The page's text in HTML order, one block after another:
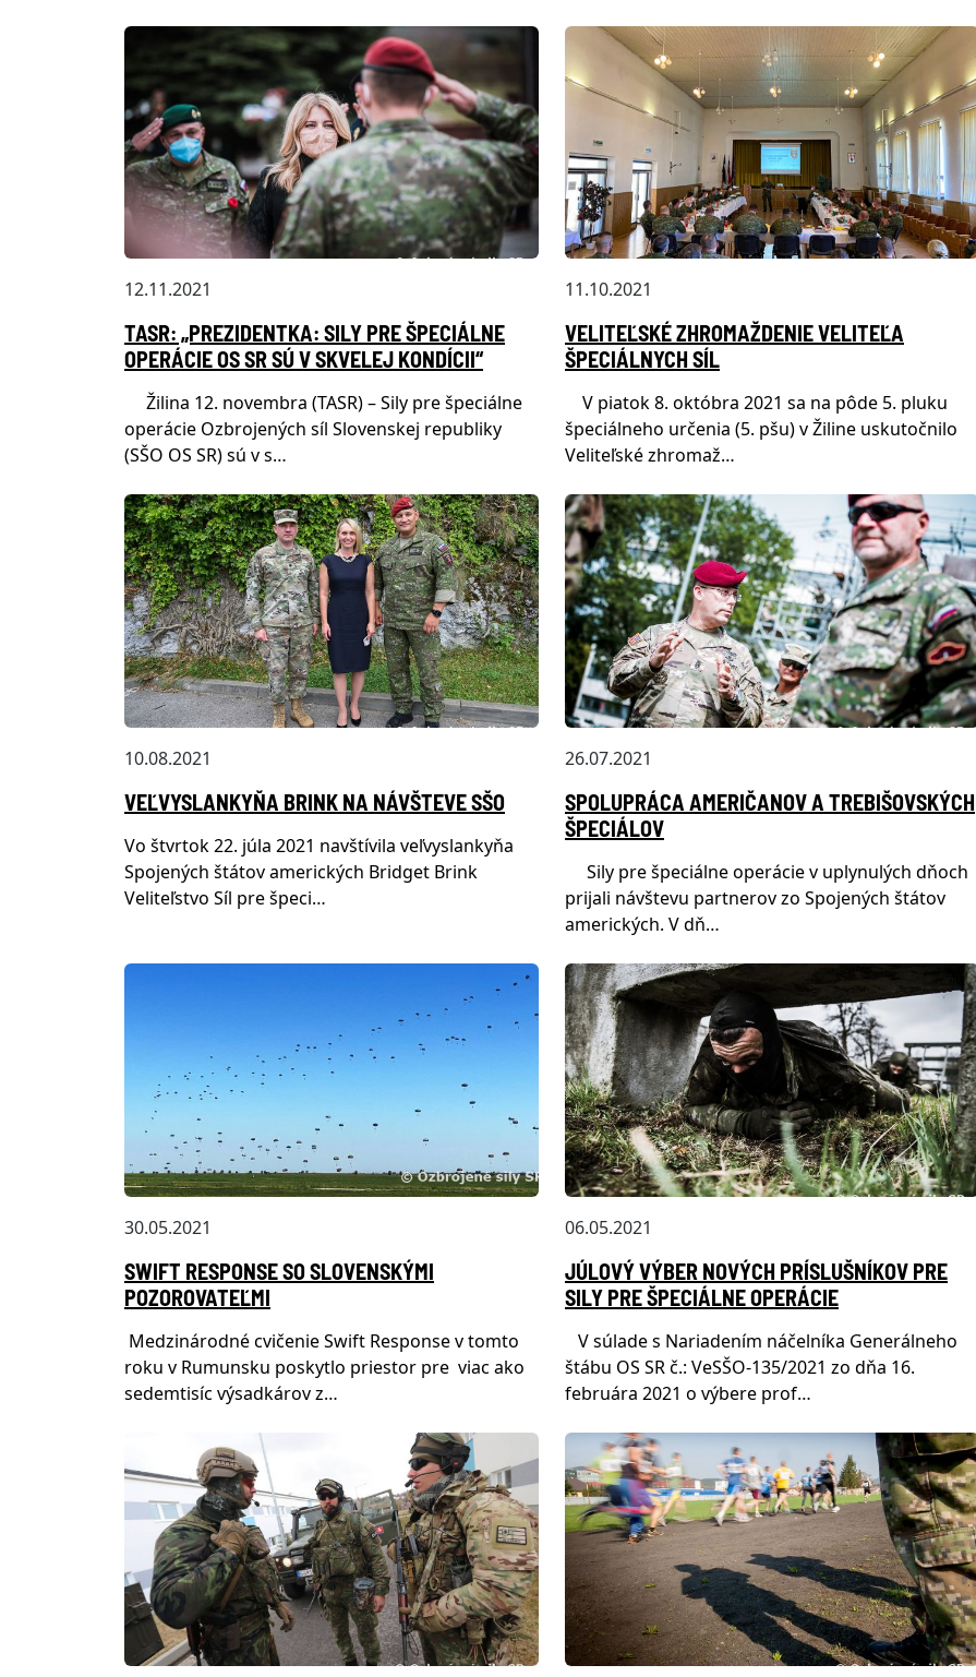
12.11.2021
TASR: „PREZIDENTKA: SILY PRE ŠPECIÁLNE
OPERÁCIE OS SR SÚ V SKVELEJ KONDÍCII“
Žilina 12. novembra (TASR) – Sily pre špeciálne
operácie Ozbrojených síl Slovenskej republiky
(SŠO OS SR) sú v s…
11.10.2021
VELITEĽSKÉ ZHROMAŽDENIE VELITEĽA
ŠPECIÁLNYCH SÍL
V piatok 8. októbra 2021 sa na pôde 5. pluku
špeciálneho určenia (5. pšu) v Žiline uskutočnilo
Veliteľské zhromaž…
10.08.2021
VEĽVYSLANKYŇA BRINK NA NÁVŠTEVE SŠO
Vo štvrtok 22. júla 2021 navštívila veľvyslankyňa
Spojených štátov amerických Bridget Brink
Veliteľstvo Síl pre špeci…
26.07.2021
SPOLUPRÁCA AMERIČANOV A TREBIŠOVSKÝCH
ŠPECIÁLOV
Sily pre špeciálne operácie v uplynulých dňoch
prijali návštevu partnerov zo Spojených štátov
amerických. V dň…
30.05.2021
SWIFT RESPONSE SO SLOVENSKÝMI
POZOROVATEĽMI
Medzinárodné cvičenie Swift Response v tomto
roku v Rumunsku poskytlo priestor pre viac ako
sedemtisíc výsadkárov z…
06.05.2021
JÚLOVÝ VÝBER NOVÝCH PRÍSLUŠNÍKOV PRE
SILY PRE ŠPECIÁLNE OPERÁCIE
V súlade s Nariadením náčelníka Generálneho
štábu OS SR č.: VeSŠO-135/2021 zo dňa 16.
februára 2021 o výbere prof…